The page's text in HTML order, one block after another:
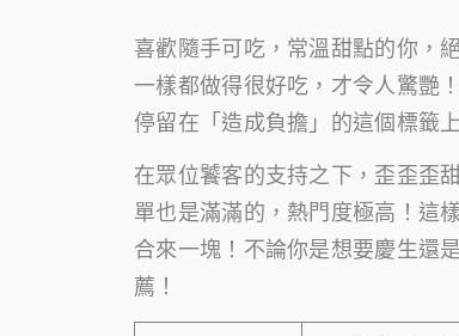
喜歡隨手可吃，常溫甜點的你，
一樣都做得很好吃，才令人驚艷
停留在「造成負擔」的這個標籤
在眾位饕客的支持之下，歪歪歪
單也是滿滿的，熱門度極高！這
合來一塊！不論你是想要慶生還
薦！